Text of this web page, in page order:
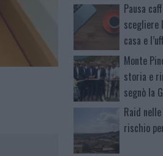
Pausa
scegliere
casa e
Monte
storia e
segnò la
Raid
rischio